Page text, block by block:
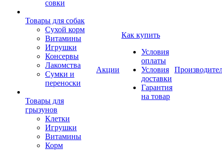
совки
Товары для собак
Cухой корм
Витамины
Игрушки
Консервы
Лакомства
Сумки и
переноски
Товары для
грызунов
Клетки
Игрушки
Витамины
Корм
Акции
Как купить
Условия
оплаты
Условия
доставки
Гарантия
на товар